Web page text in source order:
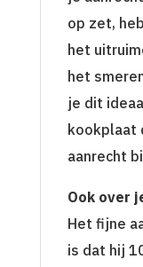
op zet,
het
het
je dit
kookplaat
aanrecht
Ook over
Het fijne
is dat hij